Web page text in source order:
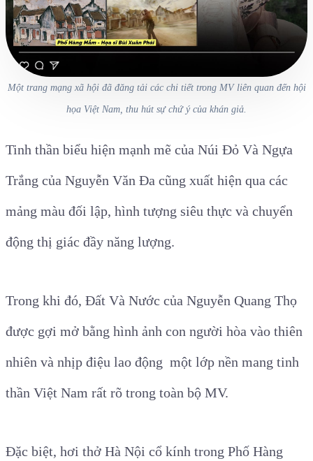
Một trang mạng xã hội đã đăng tải các chi tiết trong MV liên quan đến hội
họa Việt Nam, thu hút sự chứ ý của khán giả.
Tinh thần biểu hiện mạnh mẽ của Núi Đỏ Và Ngựa
Trắng của Nguyễn Văn Đa cũng xuất hiện qua các
mảng màu đối lập, hình tượng siêu thực và chuyển
động thị giác đầy năng lượng.
Trong khi đó, Đất Và Nước của Nguyễn Quang Thọ
được gợi mở bằng hình ảnh con người hòa vào thiên
nhiên và nhịp điệu lao động một lớp nền mang tinh
thần Việt Nam rất rõ trong toàn bộ MV.
Đặc biệt, hơi thở Hà Nội cổ kính trong Phố Hàng